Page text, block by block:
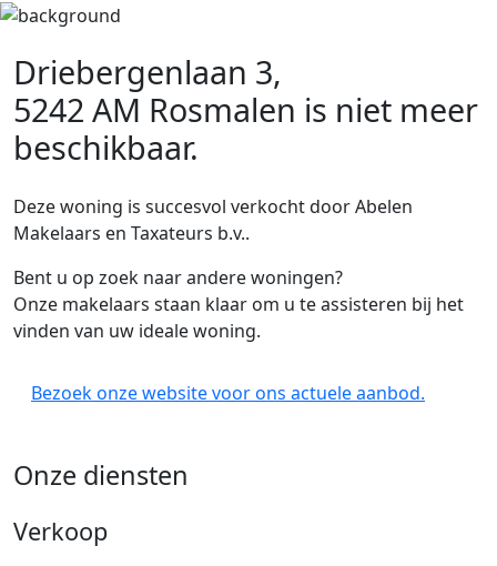
Driebergenlaan 3,
5242 AM Rosmalen is niet meer
beschikbaar.
Deze woning is succesvol verkocht door Abelen
Makelaars en Taxateurs b.v..
Bent u op zoek naar andere woningen?
Onze makelaars staan klaar om u te assisteren bij het
vinden van uw ideale woning.
Bezoek onze website voor ons actuele aanbod.
Onze diensten
Verkoop